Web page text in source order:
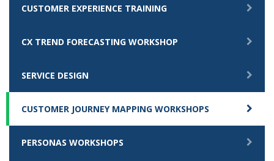
CUSTOMER EXPERIENCE TRAINING
CX TREND FORECASTING WORKSHOP
SERVICE DESIGN
CUSTOMER JOURNEY MAPPING WORKSHOPS
PERSONAS WORKSHOPS